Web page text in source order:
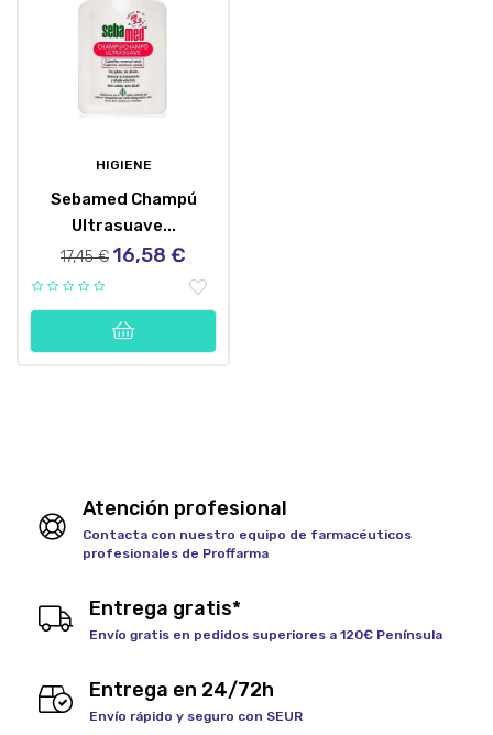
HIGIENE
Sebamed Champú
Ultrasuave...
Precio
17,45 € Precio
16,58 €
Atención profesional
Contacta con nuestro equipo de farmacéuticos
profesionales de Proffarma
Entrega gratis*
Envío gratis en pedidos superiores a 120€ Península
Entrega en 24/72h
Envío rápido y seguro con SEUR